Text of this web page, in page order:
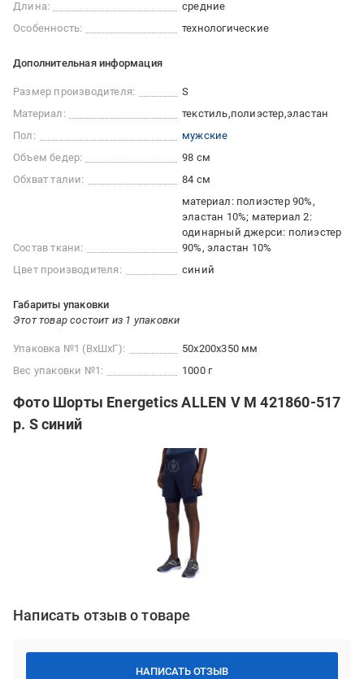
Длина:
средние
Особенность:
технологические
Дополнительная информация
Размер производителя:
S
Материал:
текстиль полиэстер эластан
Пол:
мужские
Объем бедер:
98 см
Обхват талии:
84 см
Состав ткани:
материал: полиэстер 90%,
эластан 10%; материал 2:
одинарный джерси: полиэстер
90%, эластан 10%
Цвет производителя:
синий
Габариты упаковки
Этот товар состоит из 1 упаковки
Упаковка №1 (ВхШхГ):
50x200x350 мм
Вес упаковки №1:
1000 г
Фото Шорты Energetics ALLEN V M 421860-517
р. S синий
Написать отзыв о товаре
НАПИСАТЬ ОТЗЫВ